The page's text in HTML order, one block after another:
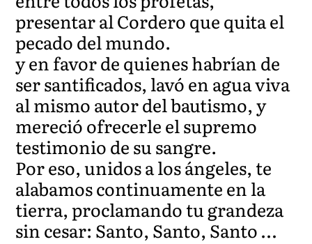
presentar al Cordero que quita el
pecado del mundo.
y en favor de quienes habrían de
ser santificados, lavó en agua viva
al mismo autor del bautismo, y
mereció ofrecerle el supremo
testimonio de su sangre.
Por eso, unidos a los ángeles, te
alabamos continuamente en la
tierra, proclamando tu grandeza
sin cesar: Santo, Santo, Santo …